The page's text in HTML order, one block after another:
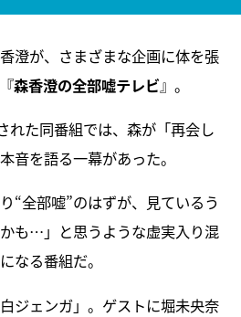
澄が、さまざまな企画に体を張
森香澄の全部嘘テレビ』。
れた同番組では、森が「再会し
音を語る一幕があった。
“全部嘘”のはずが、見ているう
も…」と思うような虚実入り混
なる番組だ。
ジェンガ」。ゲストに堀未央奈